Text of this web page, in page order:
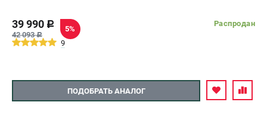
39 990 c
42 093c
5%
Распродан
9
ПОДОБРАТЬ АНАЛОГ